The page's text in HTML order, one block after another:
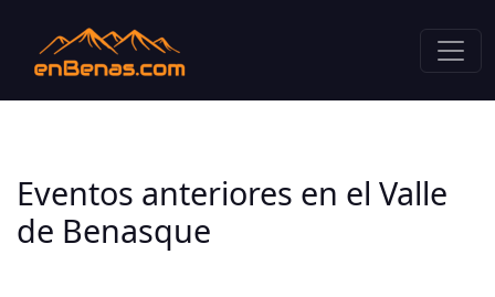
Eventos anteriores en el Valle
de Benasque